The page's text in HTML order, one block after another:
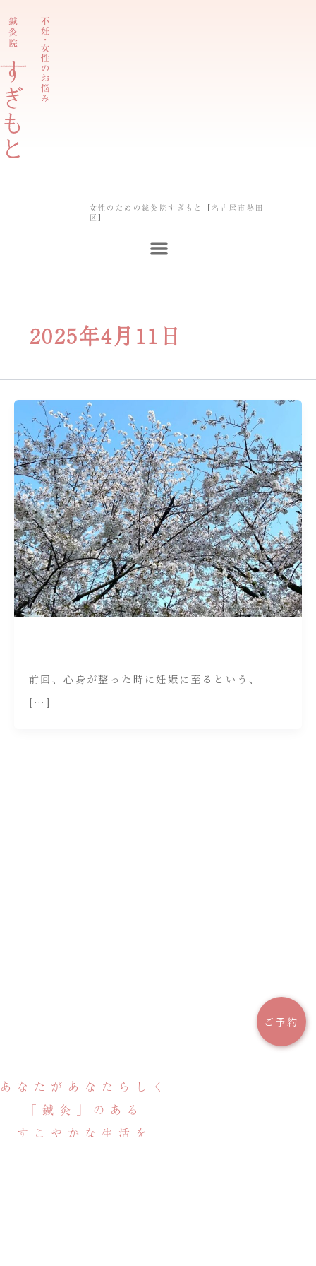
容
ス
キ
ッ
プ
女性のための鍼灸院すぎもと【名古屋市熱田
区】
2025年4月11日
前回、心身が整った時に妊娠に至るという、
[…]
ご予約
あなたがあなたらしく
「鍼灸」のある
すこやかな生活を